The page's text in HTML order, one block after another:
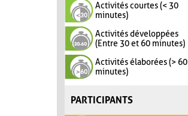
Activités courtes (< 30
minutes)
Activités développées
(Entre 30 et 60 minutes)
Activités élaborées (> 60
minutes)
PARTICIPANTS